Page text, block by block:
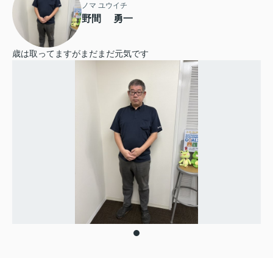
ノマ ユウイチ
野間 勇一
歳は取ってますがまだまだ元気です